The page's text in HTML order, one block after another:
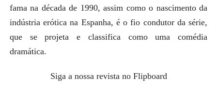
fama na década de 1990, assim como o nascimento da
indústria erótica na Espanha, é o fio condutor da série,
que se projeta e classifica como uma comédia
dramática.
Siga a nossa revista no Flipboard